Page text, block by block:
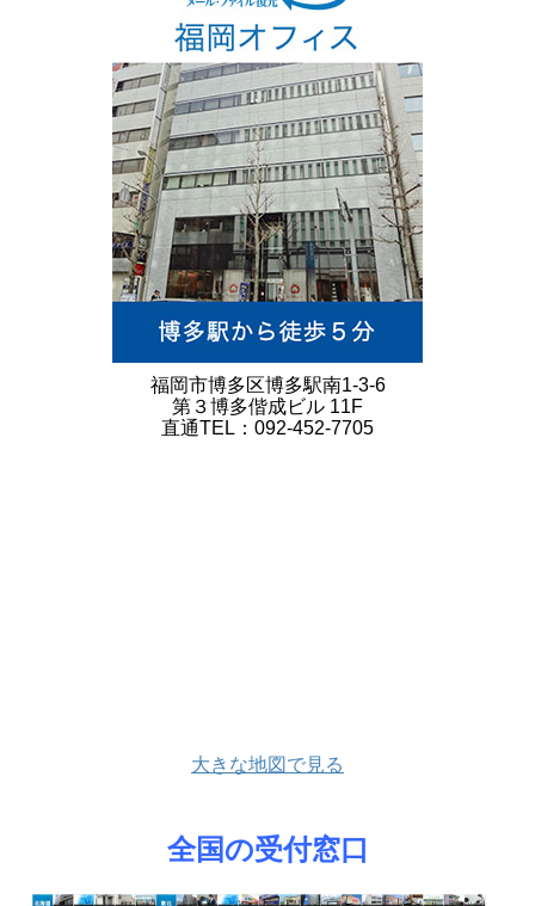
福岡市博多区博多駅南1-3-6
第３博多偕成ビル 11F
直通TEL：092-452-7705
大きな地図で見る
全国の受付窓口